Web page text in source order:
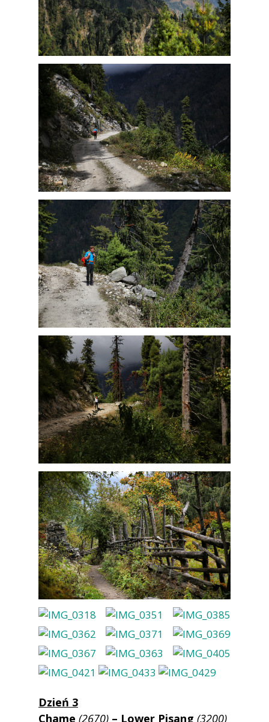
Dzień 3
Chame (2670) – Lower Pisang (3200)